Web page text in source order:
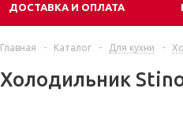
ДОСТАВКА И ОПЛАТА
Главная - Каталог - Для кухни -
Холодильник